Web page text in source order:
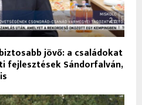
jövő: a családokat
fejlesztések Sándorfalván,